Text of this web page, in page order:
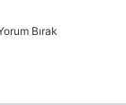
Bırak